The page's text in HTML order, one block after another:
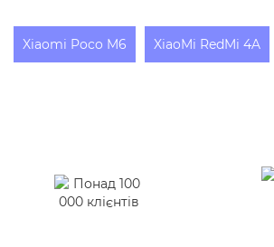
Xiaomi Poco M6 XiaoMi RedMi 4A